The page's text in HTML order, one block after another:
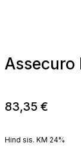
Assecuro
83,35 €
Hind sis. KM 24%